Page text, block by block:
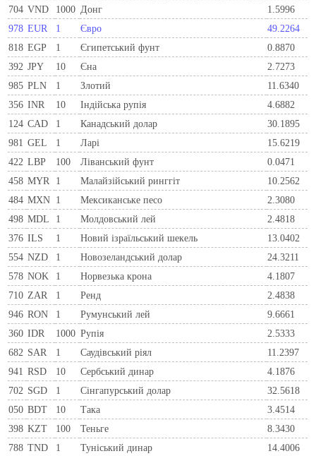
704 VND 1000 Донг
1.5996
978 EUR 1 Євро
49.2264
818 EGP 1 Єгипетський фунт
0.8870
392 JPY 10 Єна
2.7273
985 PLN 1 Злотий
11.6340
356 INR 10 Індійська рупія
4.6882
124 CAD 1 Канадський долар
30.1895
981 GEL 1 Ларi
15.6219
422 LBP 100 Ліванський фунт
0.0471
458 MYR 1 Малайзійський ринггіт
10.2562
484 MXN 1 Мексиканське песо
2.3080
498 MDL 1 Молдовський лей
2.4818
376 ILS 1 Новий ізраїльський шекель
13.0402
554 NZD 1 Новозеландський долар
24.3211
578 NOK 1 Норвезька крона
4.1807
710 ZAR 1 Ренд
2.4838
946 RON 1 Румунський лей
9.6661
360 IDR 1000 Рупія
2.5333
682 SAR 1 Саудівський ріял
11.2397
941 RSD 10 Сербський динар
4.1876
702 SGD 1 Сінгапурський долар
32.5618
050 BDT 10 Така
3.4514
398 KZT 100 Теньге
8.3430
788 TND 1 Туніський динар 14.4006